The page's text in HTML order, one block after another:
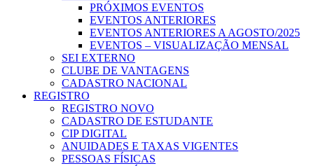
PRÓXIMOS EVENTOS
EVENTOS ANTERIORES
EVENTOS ANTERIORES A AGOSTO/2025
EVENTOS – VISUALIZAÇÃO MENSAL
SEI EXTERNO
CLUBE DE VANTAGENS
CADASTRO NACIONAL
REGISTRO
REGISTRO NOVO
CADASTRO DE ESTUDANTE
CIP DIGITAL
ANUIDADES E TAXAS VIGENTES
PESSOAS FÍSICAS